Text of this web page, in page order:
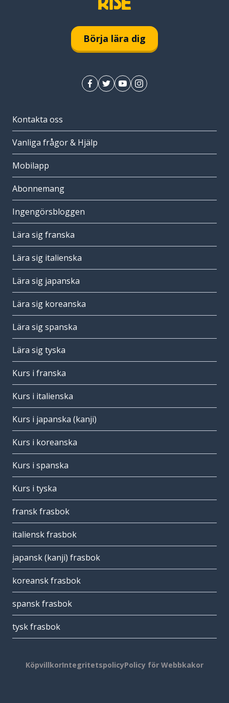
Börja lära dig
Kontakta oss
Vanliga frågor & Hjälp
Mobilapp
Abonnemang
Ingengörsbloggen
Lära sig franska
Lära sig italienska
Lära sig japanska
Lära sig koreanska
Lära sig spanska
Lära sig tyska
Kurs i franska
Kurs i italienska
Kurs i japanska (kanji)
Kurs i koreanska
Kurs i spanska
Kurs i tyska
fransk frasbok
italiensk frasbok
japansk (kanji) frasbok
koreansk frasbok
spansk frasbok
tysk frasbok
KöpvillkorIntegritetspolicyPolicy för Webbkakor